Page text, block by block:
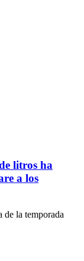
litros ha
a los
de la temporada